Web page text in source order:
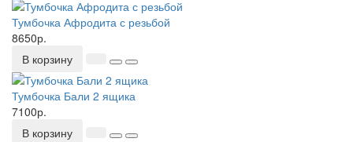
Тумбочка Афродита с резьбой
8650р.
В корзину
Тумбочка Бали 2 ящика
7100р.
В корзину